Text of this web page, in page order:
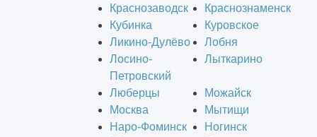
Краснозаводск
Краснознаменск
Кубинка
Куровское
Ликино-Дулёво
Лобня
Лосино-
Петровский
Лыткарино
Люберцы
Можайск
Москва
Мытищи
Наро-Фоминск
Ногинск